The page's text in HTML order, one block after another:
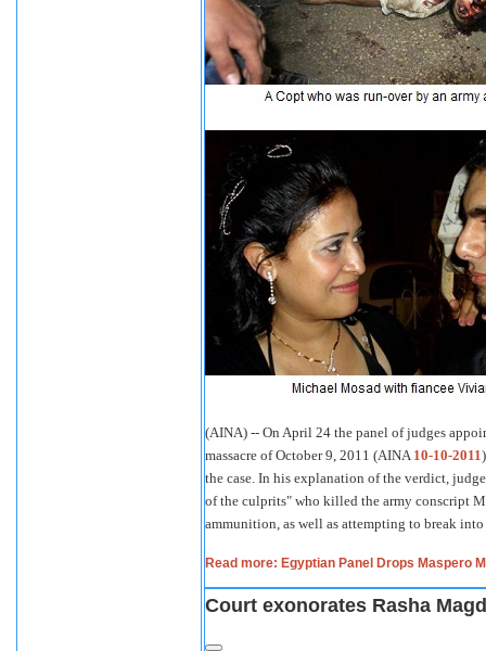
(AINA) -- On April 24 the panel of judges
massacre of October 9, 2011 (AINA 10-10-2011
the case. In his explanation of the verdict,
of the culprits" who killed the army conscript
ammunition, as well as attempting to break
Read more: Egyptian Panel Drops Maspero
Court exonorates Rasha